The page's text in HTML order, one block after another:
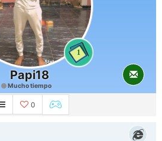
1
Papi18
Mucho tiempo
0